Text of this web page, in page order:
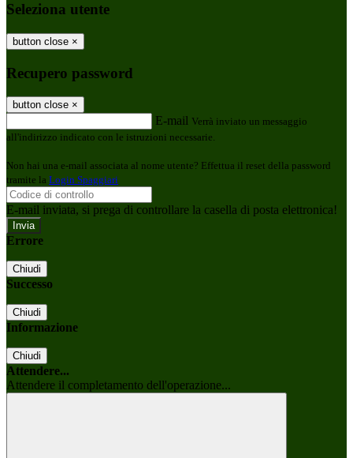
Seleziona utente
button close ×
Recupero password
button close ×
E-mail Verrà inviato un messaggio
all'indirizzo indicato con le istruzioni necessarie.
Non hai una e-mail associata al nome utente? Effettua il reset della password
tramite la Login Spaggiari
E-mail inviata, si prega di controllare la casella di posta elettronica!
Errore
Chiudi
Successo
Chiudi
Informazione
Chiudi
Attendere...
Attendere il completamento dell'operazione...